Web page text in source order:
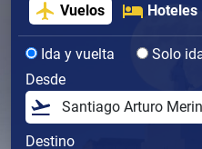
Vuelos Hoteles
Ida y vuelta Solo
Desde
Destino